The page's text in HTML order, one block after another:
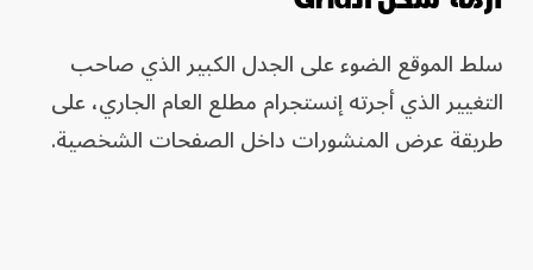
سلط الموقع الضوء على الجدل الكبير الذي صاحب
التغيير الذي أجرته إنستجرام مطلع العام الجاري، على
طريقة عرض المنشورات داخل الصفحات الشخصية.